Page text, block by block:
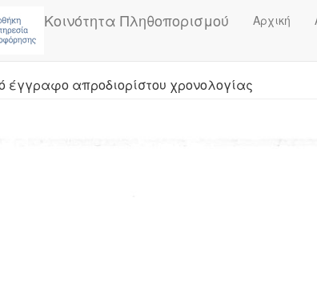
Κοινότητα Πληθοπορισμού Αρχική
έγγραφο απροδιορίστου χρονολογίας